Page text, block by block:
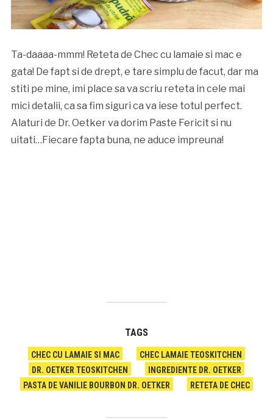
Ta-daaaa-mmm! Reteta de Chec cu lamaie si mac e
gata! De fapt si de drept, e tare simplu de facut, dar ma
stiti pe mine, imi place sa va scriu reteta in cele mai
mici detalii, ca sa fim siguri ca va iese totul perfect.
Alaturi de Dr. Oetker va dorim Paste Fericit si nu
uitati…Fiecare fapta buna, ne aduce impreuna!
TAGS
CHEC CU LAMAIE SI MAC
CHEC LAMAIE TEOSKITCHEN
DR. OETKER TEOSKITCHEN
INGREDIENTE DR. OETKER
PASTA DE VANILIE BOURBON DR. OETKER
RETETA DE CHEC